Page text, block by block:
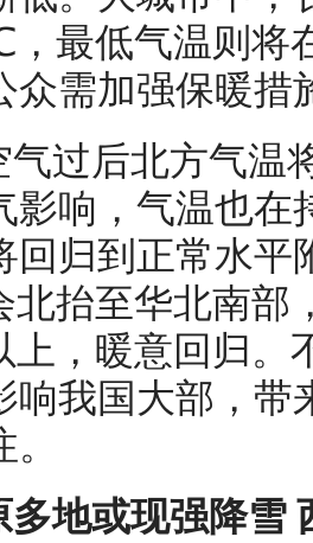
最低气温则将
众需加强保暖措
气过后北方气温
影响，气温也在
回归到正常水平
抬至华北南部
，暖意回归。
响我国大部，带
多地或现强降雪